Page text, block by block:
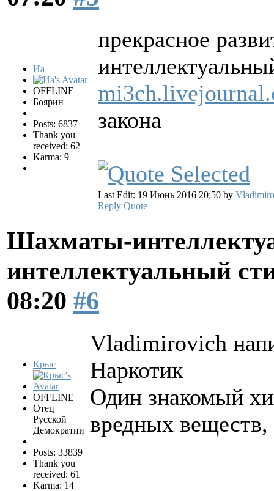
Иа
OFFLINE
Боярин
Posts: 6837
Thank you
received: 62
Karma: 9
прекрасное
закона
Last Edit: 19 Июнь 2016 20:50 by
Reply Quote
Шахматы-
интеллектуальный
08:20 #6
Крыс
OFFLINE
Отец
Русской
Демократии
Posts: 33839
Thank you
received: 61
Karma: 14
Vladimirovich
Наркотик
Один знакомый
вредных